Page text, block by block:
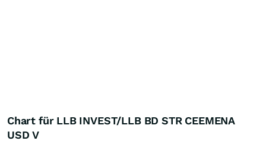
Chart für LLB INVEST/LLB BD STR CEEMENA
USD V